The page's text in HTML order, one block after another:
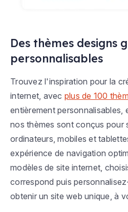
Des thèmes designs
personnalisables
Trouvez l'inspiration pour la
internet, avec plus de 100
entièrement personnalisables,
nos thèmes sont conçus pour
ordinateurs, mobiles et
expérience de navigation
modèles de site internet,
correspond puis
obtenir un site web unique, à